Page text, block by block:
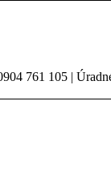
761 105 |